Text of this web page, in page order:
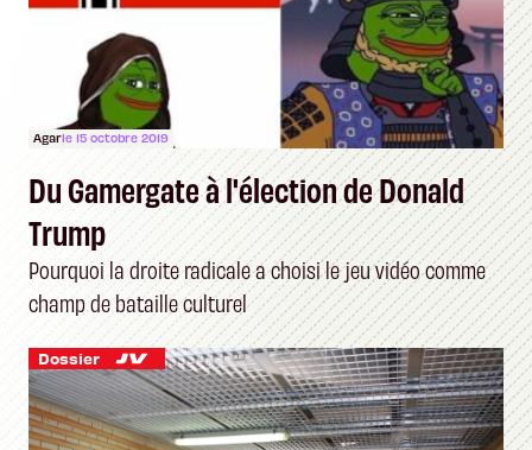
Agarle 15 octobre 2019
Du Gamergate à l'élection de Donald
Trump
Pourquoi la droite radicale a choisi le jeu vidéo comme
champ de bataille culturel
Dossier